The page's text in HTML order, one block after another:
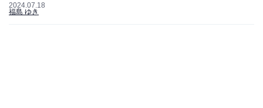
2024.07.18
福島 ゆき